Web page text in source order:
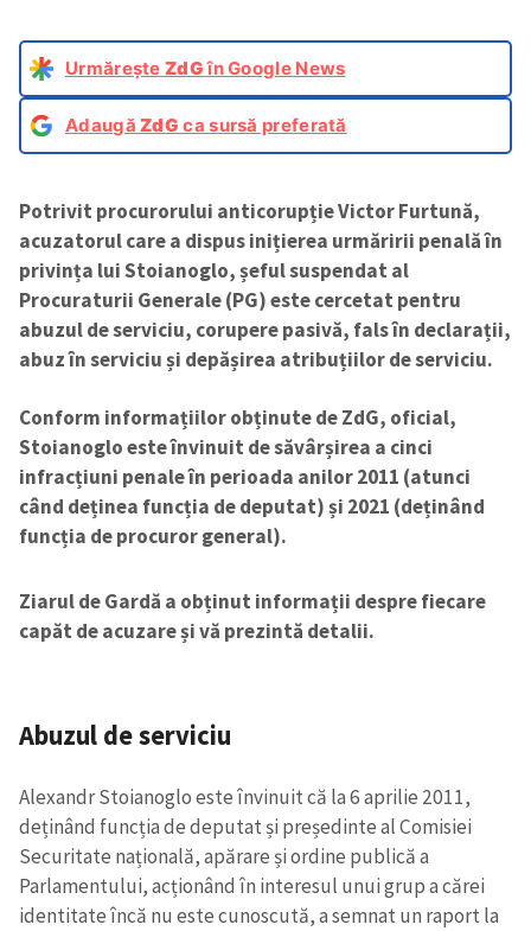
Urmărește ZdGîn Google News
AdaugăZdG ca sursă preferată
Potrivit procurorului anticorupție Victor Furtună,
acuzatorul care a dispus inițierea urmăririi penală în
privința lui Stoianoglo, șeful suspendat al
Procuraturii Generale (PG) este cercetat pentru
abuzul de serviciu, corupere pasivă, fals în declarații,
abuz în serviciu și depășirea atribuțiilor de serviciu.
Conform informațiilor obținute de ZdG, oficial,
Stoianoglo este învinuit de săvârșirea a cinci
infracțiuni penale în perioada anilor 2011 (atunci
când deținea funcția de deputat) și 2021 (deținând
funcția de procuror general).
Ziarul de Gardă a obținut informații despre fiecare
capăt de acuzare și vă prezintă detalii.
Abuzul de serviciu
Alexandr Stoianoglo este învinuit că la 6 aprilie 2011,
deținând funcția de deputat și președinte al Comisiei
Securitate națională, apărare și ordine publică a
Parlamentului, acționând în interesul unui grup a cărei
identitate încă nu este cunoscută, a semnat un raport la